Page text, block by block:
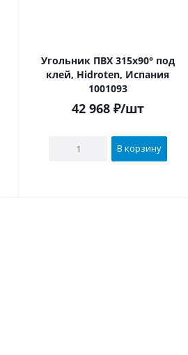
Угольник ПВХ 315х90° под
клей, Hidroten, Испания
1001093
42 968₽/шт
В корзину